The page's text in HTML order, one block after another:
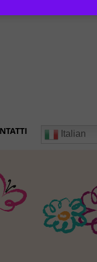
Italian